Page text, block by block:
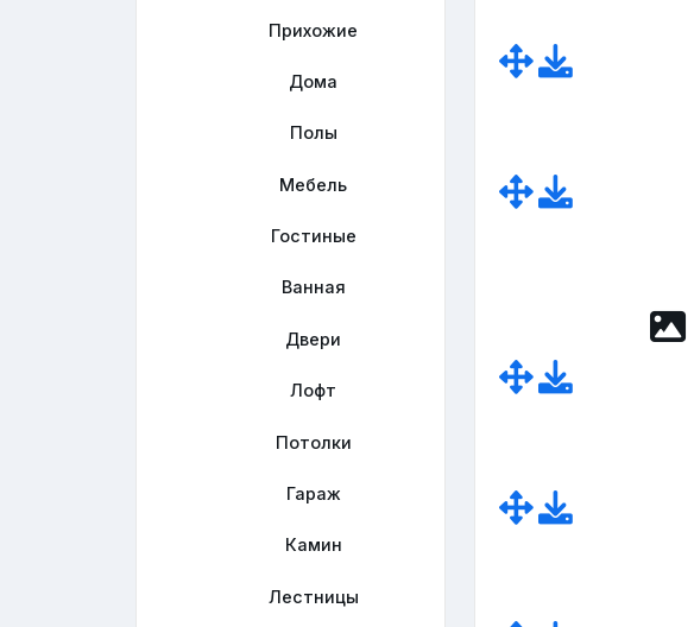
Прихожие
Дома
Полы
Мебель
Гостиные
Ванная
Двери
Лофт
Потолки
Гараж
Камин
Лестницы